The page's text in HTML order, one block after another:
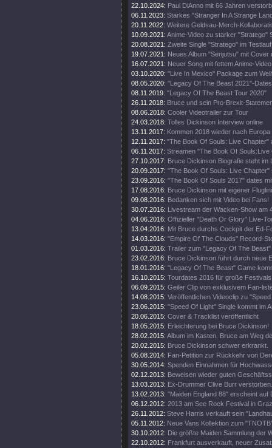
22.10.2024: Paul DiAnno mit 66 Jahren
06.11.2023: Starkes "Stranger In A Strange
20.11.2022: Weitere Geldsau-Merch-
10.09.2021: Anime-Video zu starker "Stratego"
20.08.2021: Zweite Single "Stratego" im Testlauf
19.07.2021: Neues Album "Senjutsu" mit Cover
16.07.2021: Neuer Song mit fettem Anime-Video
03.10.2020: "Live In Mexico" Package zum
08.05.2020: "Legacy Of The Beast 2021"-Dates
08.11.2019: "Legacy Of The Beast Tour 2020"
26.11.2018: Bruce und sein Pro-Brexit-
08.06.2018: Cooler Videotrailer zur Tour
24.03.2018: Tolles Dickinson Interview online
13.11.2017: Kommen 2018 wieder nach Europa
12.11.2017: "The Book Of Souls: Live Chapter"
06.11.2017: Streamen "The Book Of Souls:Live
27.10.2017: Bruce Dickinson Biografie steht im
20.09.2017: "The Book Of Souls: Live Chapter"
23.09.2016: "The Book Of Souls 2017" dates
17.08.2016: Bruce Dickinson mit eigener
09.08.2016: Bedanken sich mit Video bei Fans!
30.07.2016: Livestream der Wacken-Show am
04.06.2016: Offizieller "Death Or Glory" Live-
13.04.2016: Mit Bruce durchs Cockpit der Ed-
14.03.2016: "Empire Of The Clouds" Record-
01.03.2016: Trailer zum "Legacy Of The Beast"
23.02.2016: Bruce Dickinson führt durch neue
18.01.2016: "Legacy Of The Beast" Game
16.10.2015: Tourdates 2016 für große
06.09.2015: Geiler Clip von exklusivem Fan-
14.08.2015: Veröffentlichen Videoclip zu
23.06.2015: "Speed Of Light" Single kommt im
20.06.2015: Cover & Tracklist veröffentlicht
18.05.2015: Erleichterung bei Bruce Dickinson!
28.02.2015: Album im Kasten. Bruce am Weg
20.02.2015: Bruce Dickinson schwer erkrankt.
05.08.2014: Fan-Petition zur Rückkehr von
30.05.2014: Spenden Einnahmen für
02.12.2013: Beweisen wieder guten
13.03.2013: Ex-Drummer Clive Burr verstorben.
13.02.2013: "Maiden England 88" erscheint auf
06.12.2012: 2013 am See Rock Festival in Graz
26.11.2012: Steve Harris verkauft sein
05.11.2012: Neue Vans Kollektion zum
30.10.2012: Die größte Maiden Sammlung der
22.10.2012: Frankfurt ausverkauft, neuer